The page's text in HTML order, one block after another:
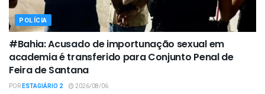
POLÍCIA
#Bahia: Acusado de importunação sexual em
academia é transferido para Conjunto Penal de
Feira de Santana
PORESTAGIÁRIO 2 2026/08/06